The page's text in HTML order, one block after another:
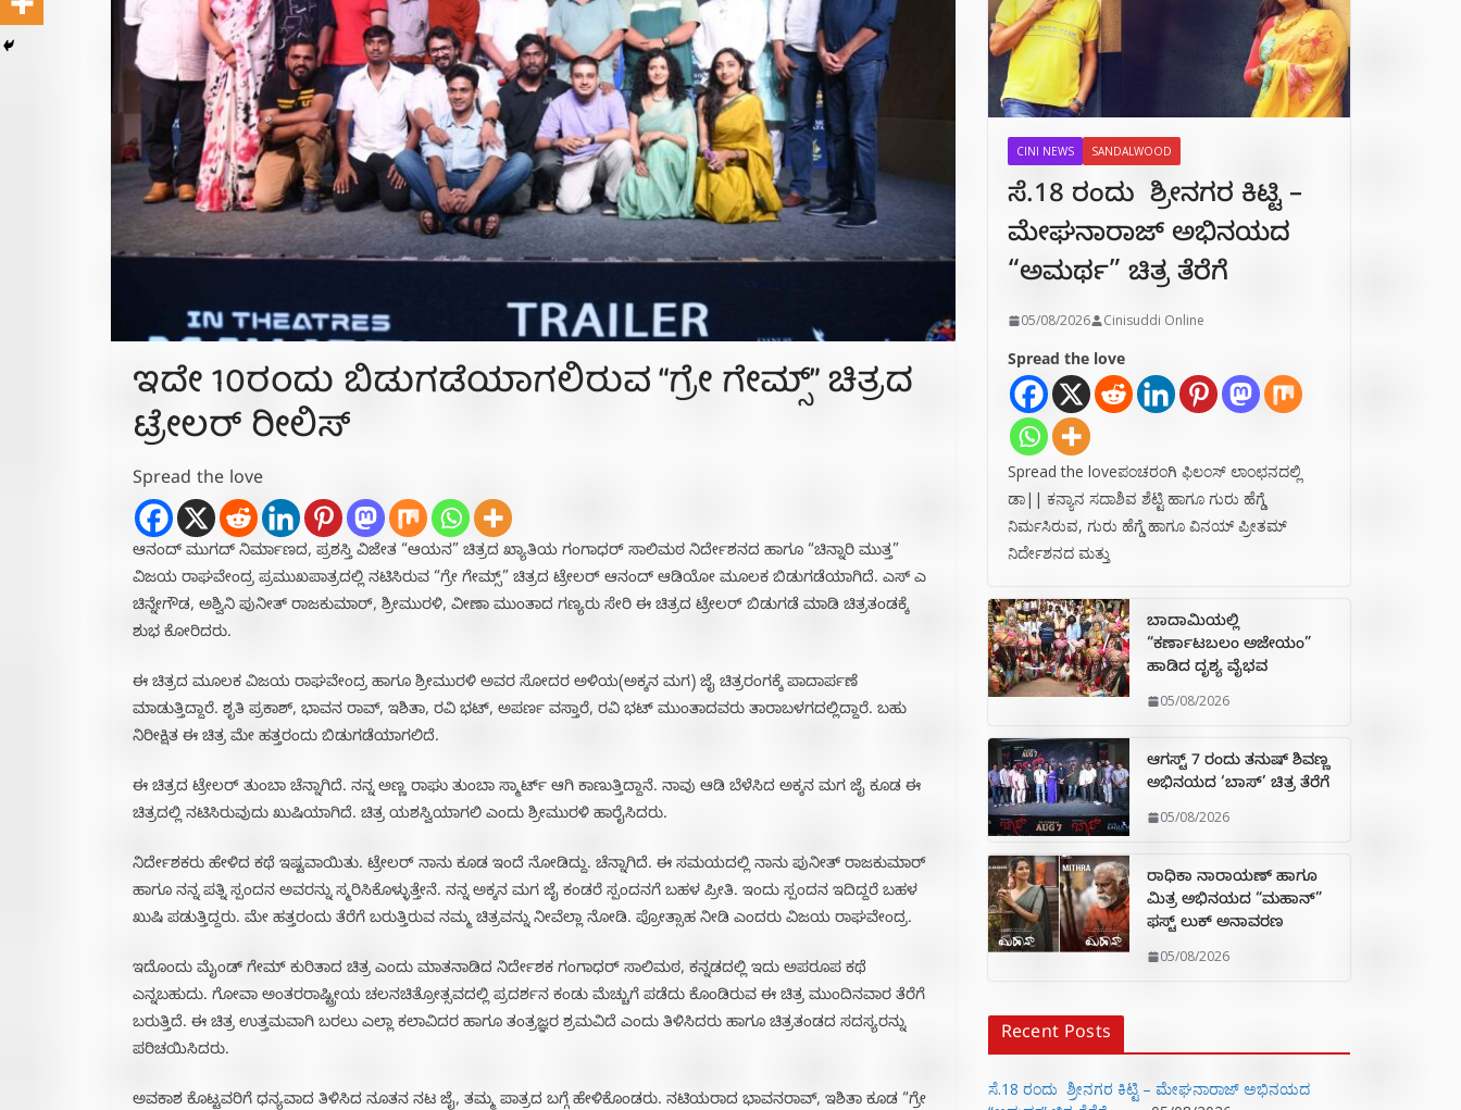
ಇದೇ 10ರಂದು ಬಿಡುಗಡೆಯಾಗಲಿರುವ “ಗ್ರೇ ಗೇಮ್ಸ್” ಚಿತ್ರದ
ಟ್ರೇಲರ್ ರೀಲಿಸ್
Spread the love
ಆನಂದ್ ಮುಗದ್ ನಿರ್ಮಾಣದ, ಪ್ರಶಸ್ತಿ ವಿಜೇತ “ಆಯನ” ಚಿತ್ರದ ಖ್ಯಾತಿಯ ಗಂಗಾಧರ್ ಸಾಲಿಮಠ ನಿರ್ದೇಶನದ ಹಾಗೂ “ಚಿನ್ನಾರಿ ಮುತ್ತ”
ವಿಜಯ ರಾಘವೇಂದ್ರ ಪ್ರಮುಖಪಾತ್ರದಲ್ಲಿ ನಟಿಸಿರುವ “ಗ್ರೇ ಗೇಮ್ಸ್” ಚಿತ್ರದ ಟ್ರೇಲರ್ ಆನಂದ್ ಆಡಿಯೋ ಮೂಲಕ ಬಿಡುಗಡೆಯಾಗಿದೆ‌. ಎಸ್ ಎ
ಚಿನ್ನೇಗೌಡ, ಅಶ್ವಿನಿ ಪುನೀತ್ ರಾಜಕುಮಾರ್, ಶ್ರೀಮುರಳಿ, ವೀಣಾ ಮುಂತಾದ ಗಣ್ಯರು ಸೇರಿ ಈ ಚಿತ್ರದ ಟ್ರೇಲರ್ ಬಿಡುಗಡೆ ಮಾಡಿ ಚಿತ್ರತಂಡಕ್ಕೆ
ಶುಭ ಕೋರಿದರು.
ಈ ಚಿತ್ರದ ಮೂಲಕ ವಿಜಯ ರಾಘವೇಂದ್ರ ಹಾಗೂ ಶ್ರೀಮುರಳಿ ಅವರ ಸೋದರ ಅಳಿಯ(ಅಕ್ಕನ ಮಗ) ಜೈ ಚಿತ್ರರಂಗಕ್ಕೆ ಪಾದಾರ್ಪಣೆ
ಮಾಡುತ್ತಿದ್ದಾರೆ. ಶೃತಿ ಪ್ರಕಾಶ್, ಭಾವನ ರಾವ್, ಇಶಿತಾ, ರವಿ ಭಟ್, ಅಪರ್ಣ ವಸ್ತಾರೆ, ರವಿ ಭಟ್ ಮುಂತಾದವರು ತಾರಾಬಳಗದಲ್ಲಿದ್ದಾರೆ. ಬಹು
ನಿರೀಕ್ಷಿತ ಈ ಚಿತ್ರ ಮೇ ಹತ್ತರಂದು ಬಿಡುಗಡೆಯಾಗಲಿದೆ.
ಈ ಚಿತ್ರದ ಟ್ರೇಲರ್ ತುಂಬಾ ಚೆನ್ನಾಗಿದೆ. ನನ್ನ ಅಣ್ಣ ರಾಘು ತುಂಬಾ ಸ್ಮಾರ್ಟ್ ಆಗಿ ಕಾಣುತ್ತಿದ್ದಾನೆ‌. ನಾವು ಆಡಿ ಬೆಳೆಸಿದ ಅಕ್ಕನ ಮಗ ಜೈ ಕೂಡ ಈ
ಚಿತ್ರದಲ್ಲಿ ನಟಿಸಿರುವುದು ಖುಷಿಯಾಗಿದೆ. ಚಿತ್ರ ಯಶಸ್ವಿಯಾಗಲಿ ಎಂದು ಶ್ರೀಮುರಳಿ ಹಾರೈಸಿದರು.
ನಿರ್ದೇಶಕರು ಹೇಳಿದ ಕಥೆ ಇಷ್ಟವಾಯಿತು. ಟ್ರೇಲರ್ ನಾನು ಕೂಡ ಇಂದೆ ನೋಡಿದ್ದು. ಚೆನ್ನಾಗಿದೆ. ಈ ಸಮಯದಲ್ಲಿ ನಾನು ಪುನೀತ್ ರಾಜಕುಮಾರ್
ಹಾಗೂ ನನ್ನ ಪತ್ನಿ ಸ್ಪಂದನ ಅವರನ್ನು ಸ್ಮರಿಸಿಕೊಳ್ಳುತ್ತೇನೆ. ನನ್ನ ಅಕ್ಕನ ಮಗ ಜೈ ಕಂಡರೆ ಸ್ಪಂದನಗೆ ಬಹಳ ಪ್ರೀತಿ‌.‌ ಇಂದು ಸ್ಪಂದನ ಇದಿದ್ದರೆ ಬಹಳ
ಖುಷಿ ಪಡುತ್ತಿದ್ದರು. ಮೇ ಹತ್ತರಂದು ತೆರೆಗೆ ಬರುತ್ತಿರುವ ನಮ್ಮ ಚಿತ್ರವನ್ನು ನೀವೆಲ್ಲಾ ನೋಡಿ. ಪ್ರೋತ್ಸಾಹ ನೀಡಿ ಎಂದರು ವಿಜಯ ರಾಘವೇಂದ್ರ.
ಇದೊಂದು ಮೈಂಡ್ ಗೇಮ್ ಕುರಿತಾದ ಚಿತ್ರ ಎಂದು ಮಾತನಾಡಿದ ನಿರ್ದೇಶಕ ಗಂಗಾಧರ್ ಸಾಲಿಮಠ, ಕನ್ನಡದಲ್ಲಿ ಇದು ಅಪರೂಪ ಕಥೆ
ಎನ್ನಬಹುದು. ಗೋವಾ ಅಂತರರಾಷ್ಟ್ರೀಯ ಚಲನಚಿತ್ರೋತ್ಸವದಲ್ಲಿ ಪ್ರದರ್ಶನ ಕಂಡು ಮೆಚ್ಚುಗೆ ಪಡೆದು ಕೊಂಡಿರುವ ಈ ಚಿತ್ರ ಮುಂದಿನವಾರ ತೆರೆಗೆ
ಬರುತ್ತಿದೆ. ಈ ಚಿತ್ರ ಉತ್ತಮವಾಗಿ ಬರಲು ಎಲ್ಲಾ ಕಲಾವಿದರ ಹಾಗೂ ತಂತ್ರಜ್ಞರ ಶ್ರಮವಿದೆ ಎಂದು ತಿಳಿಸಿದರು ಹಾಗೂ ಚಿತ್ರತಂಡದ ಸದಸ್ಯರನ್ನು
ಪರಿಚಯಿಸಿದರು.
ಅವಕಾಶ ಕೊಟ್ಟವರಿಗೆ ಧನ್ಯವಾದ ತಿಳಿಸಿದ ನೂತನ ನಟ ಜೈ, ತಮ್ಮ ಪಾತ್ರದ ಬಗ್ಗೆ ಹೇಳಿಕೊಂಡರು. ನಟಿಯರಾದ ಭಾವನರಾವ್, ಇಶಿತಾ ಕೂಡ “ಗ್ರೇ
CINI NEWS SANDALWOOD
ಸೆ.18 ರಂದು ಶ್ರೀನಗರ ಕಿಟ್ಟಿ –
ಮೇಘನಾರಾಜ್ ಅಭಿನಯದ
“ಅಮರ್ಥ” ಚಿತ್ರ ತೆರೆಗೆ
05/08/2026 Cinisuddi Online
Spread the love
Spread the loveಪಂಚರಂಗಿ ಫಿಲಂಸ್ ಲಾಂಛನದಲ್ಲಿ
ಡಾ|| ಕನ್ಯಾನ ಸದಾಶಿವ ಶೆಟ್ಟಿ ಹಾಗೂ ಗುರು ಹೆಗ್ಡೆ
ನಿರ್ಮಸಿರುವ, ಗುರು ಹೆಗ್ಡೆ ಹಾಗೂ ವಿನಯ್ ಪ್ರೀತಮ್
ನಿರ್ದೇಶನದ ಮತ್ತು
ಬಾದಾಮಿಯಲ್ಲಿ
“ಕರ್ಣಾಟಬಲಂ ಅಜೇಯಂ”
ಹಾಡಿದ ದೃಶ್ಯ ವೈಭವ
05/08/2026
ಆಗಸ್ಟ್ 7 ರಂದು ತನುಷ್ ಶಿವಣ್ಣ
ಅಭಿನಯದ ‘ಬಾಸ್’ ಚಿತ್ರ ತೆರೆಗೆ
05/08/2026
ರಾಧಿಕಾ ನಾರಾಯಣ್ ಹಾಗೂ
ಮಿತ್ರ ಅಭಿನಯದ “ಮಹಾನ್”
ಫಸ್ಟ್ ಲುಕ್ ಅನಾವರಣ
05/08/2026
Recent Posts
ಸೆ.18 ರಂದು ಶ್ರೀನಗರ ಕಿಟ್ಟಿ – ಮೇಘನಾರಾಜ್ ಅಭಿನಯದ